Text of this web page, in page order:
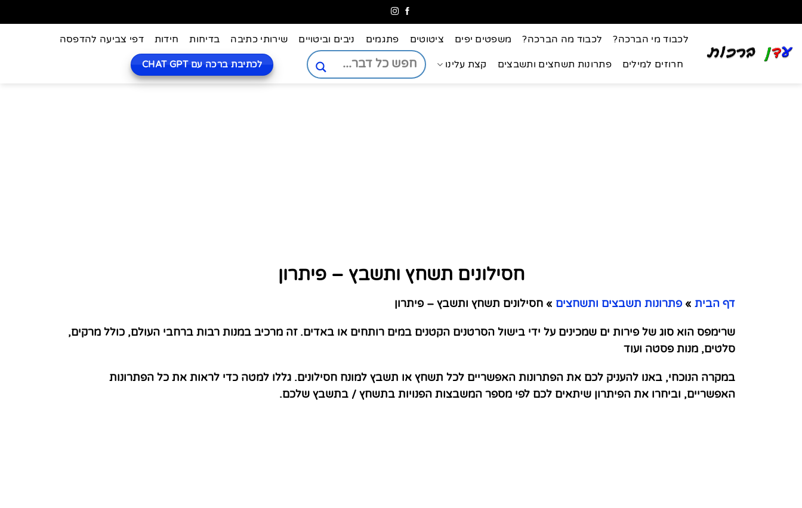
לכבוד מי הברכה? לכבוד מה הברכה? משפטים יפים ציטוטים פתגמים ניבים וביטויים שירותי כתיבה בדיחות חידות דפי צביעה להדפסה
חרוזים למילים פתרונות תשחצים ותשבצים קצת עלינו לכתיבת ברכה עם CHAT GPT
חסילונים תשחץ ותשבץ – פיתרון
דף הבית » פתרונות תשבצים ותשחצים » חסילונים תשחץ ותשבץ – פיתרון
שרימפס הוא סוג של פירות ים שמכינים על ידי בישול הסרטנים הקטנים במים רותחים או באדים. זה מרכיב במנות רבות ברחבי העולם, כולל מרקים,
סלטים, מנות פסטה ועוד
במקרה הנוכחי, באנו להעניק לכם את הפתרונות האפשריים לכל תשחץ או תשבץ למונח חסילונים. גללו למטה כדי לראות את כל הפתרונות
האפשריים, וביחרו את הפיתרון שיתאים לכם לפי מספר המשבצות הפנויות בתשחץ / בתשבץ שלכם.